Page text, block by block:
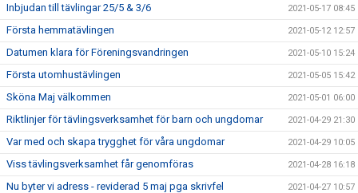
Inbjudan till tävlingar 25/5 & 3/6 2021-05-17 08:45
Första hemmatävlingen 2021-05-12 12:57
Datumen klara för Föreningsvandringen 2021-05-10 15:24
Första utomhustävlingen 2021-05-05 15:42
Sköna Maj välkommen 2021-05-01 06:00
Riktlinjer för tävlingsverksamhet för barn och ungdomar 2021-04-29 21:30
Var med och skapa trygghet för våra ungdomar 2021-04-29 10:05
Viss tävlingsverksamhet får genomföras 2021-04-28 16:18
Nu byter vi adress - reviderad 5 maj pga skrivfel 2021-04-27 10:57